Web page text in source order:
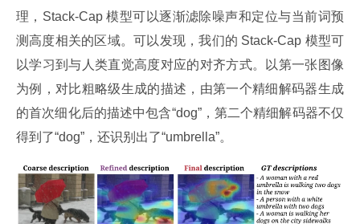
理，Stack-Cap 模型可以逐渐滤除噪声和定位与当前词预
测高度相关的区域。可以发现，我们的 Stack-Cap 模型可
以学习到与人类直觉高度对应的对齐方式。以第一张图像
为例，对比粗略级生成的描述，由第一个精细解码器生成
的首次细化后的描述中包含“dog”，第二个精细解码器不仅
得到了“dog”，还识别出了“umbrella”。